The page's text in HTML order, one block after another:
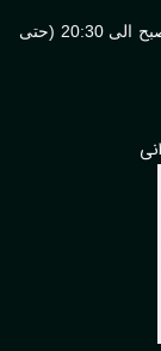
گیری در آزمایشگاه و منزل همه روزه از ساعت 7 صبح الی 20:30 (حتی